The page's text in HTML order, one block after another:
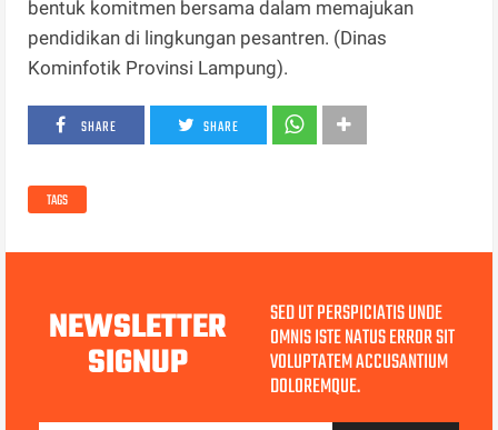
bentuk komitmen bersama dalam memajukan
pendidikan di lingkungan pesantren. (Dinas
Kominfotik Provinsi Lampung).
SHARE SHARE
TAGS
NEWSLETTER
SIGNUP
SED UT PERSPICIATIS UNDE
OMNIS ISTE NATUS ERROR SIT
VOLUPTATEM ACCUSANTIUM
DOLOREMQUE.